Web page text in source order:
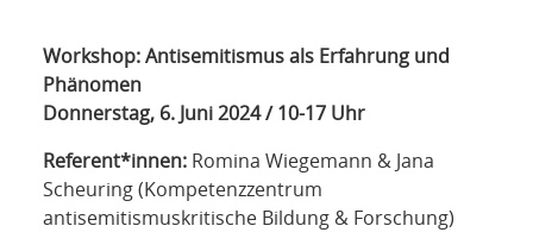
SPONSORING
KONTAKT
Workshop: Antisemitismus als Erfahrung und
Phänomen
Donnerstag, 6. Juni 2024 / 10-17 Uhr
Referent*innen:Romina Wiegemann & Jana
Scheuring (Kompetenzzentrum
antisemitismuskritische Bildung & Forschung)